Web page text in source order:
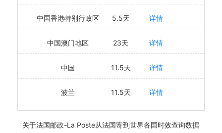
中国香港特别行政区 5.5天 详情
中国澳门地区 23天 详情
中国 11.5天 详情
波兰 11.5天 详情
关于法国邮政-La Poste从法国寄到世界各国时效查询数据